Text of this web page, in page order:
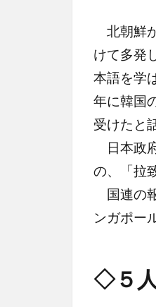
北朝鮮
けて多発
本語を学
年に韓国
受けたと
日本政
の、「拉
国連の
ンガポー
◇５